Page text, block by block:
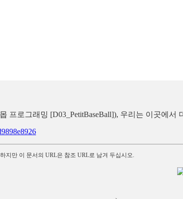
프로그래밍 [D03_PetitBaseBall]), 우리는 이곳에
지만 이 문서의 URL은 참조 URL로 남겨 두십시오.